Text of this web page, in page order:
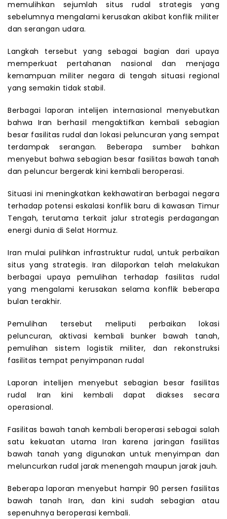
memulihkan sejumlah situs rudal strategis yang
sebelumnya mengalami kerusakan akibat konflik militer
dan serangan udara.
Langkah tersebut yang sebagai bagian dari upaya
memperkuat pertahanan nasional dan menjaga
kemampuan militer negara di tengah situasi regional
yang semakin tidak stabil.
Berbagai laporan intelijen internasional menyebutkan
bahwa Iran berhasil mengaktifkan kembali sebagian
besar fasilitas rudal dan lokasi peluncuran yang sempat
terdampak serangan. Beberapa sumber bahkan
menyebut bahwa sebagian besar fasilitas bawah tanah
dan peluncur bergerak kini kembali beroperasi.
Situasi ini meningkatkan kekhawatiran berbagai negara
terhadap potensi eskalasi konflik baru di kawasan Timur
Tengah, terutama terkait jalur strategis perdagangan
energi dunia di Selat Hormuz.
Iran mulai pulihkan infrastruktur rudal, untuk perbaikan
situs yang strategis. Iran dilaporkan telah melakukan
berbagai upaya pemulihan terhadap fasilitas rudal
yang mengalami kerusakan selama konflik beberapa
bulan terakhir.
Pemulihan tersebut meliputi perbaikan lokasi
peluncuran, aktivasi kembali bunker bawah tanah,
pemulihan sistem logistik militer, dan rekonstruksi
fasilitas tempat penyimpanan rudal
Laporan intelijen menyebut sebagian besar fasilitas
rudal Iran kini kembali dapat diakses secara
operasional.
Fasilitas bawah tanah kembali beroperasi sebagai salah
satu kekuatan utama Iran karena jaringan fasilitas
bawah tanah yang digunakan untuk menyimpan dan
meluncurkan rudal jarak menengah maupun jarak jauh.
Beberapa laporan menyebut hampir 90 persen fasilitas
bawah tanah Iran, dan kini sudah sebagian atau
sepenuhnya beroperasi kembali.